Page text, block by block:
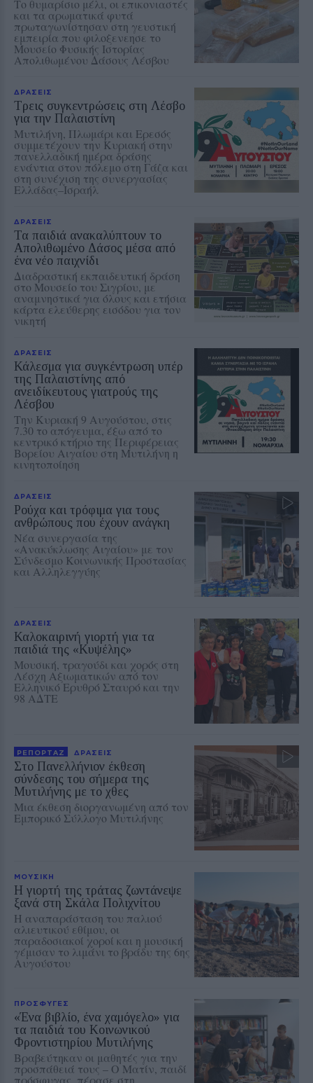
Το θυμαρίσιο μέλι, οι επικονιαστές
και τα αρωματικά φυτά
πρωταγωνίστησαν στη γευστική
εμπειρία που φιλοξενεησε το
Μουσείο Φυσικής Ιστορίας
Απολιθωμένου Δάσους Λέσβου
ΔΡΑΣΕΙΣ
Τρεις συγκεντρώσεις στη Λέσβο
για την Παλαιστίνη
Μυτιλήνη, Πλωμάρι και Ερεσός
συμμετέχουν την Κυριακή στην
πανελλαδική ημέρα δράσης
ενάντια στον πόλεμο στη Γάζα και
στη συνέχιση της συνεργασίας
Ελλάδας–Ισραήλ
ΔΡΑΣΕΙΣ
Τα παιδιά ανακαλύπτουν το
Απολιθωμένο Δάσος μέσα από
ένα νέο παιχνίδι
Διαδραστική εκπαιδευτική δράση
στο Μουσείο του Σιγρίου, με
αναμνηστικά για όλους και ετήσια
κάρτα ελεύθερης εισόδου για τον
νικητή
ΔΡΑΣΕΙΣ
Κάλεσμα για συγκέντρωση υπέρ
της Παλαιστίνης από
ανειδίκευτους γιατρούς της
Λέσβου
Την Κυριακή 9 Αυγούστου, στις
7.30 το απόγευμα, έξω από το
κεντρικό κτήριο της Περιφέρειας
Βορείου Αιγαίου στη Μυτιλήνη η
κινητοποίηση
ΔΡΑΣΕΙΣ
Ρούχα και τρόφιμα για τους
ανθρώπους που έχουν ανάγκη
Νέα συνεργασία της
«Ανακύκλωσης Αιγαίου» με τον
Σύνδεσμο Κοινωνικής Προστασίας
και Αλληλεγγύης
ΔΡΑΣΕΙΣ
Καλοκαιρινή γιορτή για τα
παιδιά της «Κυψέλης»
Μουσική, τραγούδι και χορός στη
Λέσχη Αξιωματικών από τον
Ελληνικό Ερυθρό Σταυρό και την
98 ΑΔΤΕ
ΡΕΠΟΡΤΑΖ ΔΡΑΣΕΙΣ
Στο Πανελλήνιον έκθεση
σύνδεσης του σήμερα της
Μυτιλήνης με το χθες
Μια έκθεση διοργανωμένη από τον
Εμπορικό Σύλλογο Μυτιλήνης
ΜΟΥΣΙΚΗ
Η γιορτή της τράτας ζωντάνεψε
ξανά στη Σκάλα Πολιχνίτου
Η αναπαράσταση του παλιού
αλιευτικού εθίμου, οι
παραδοσιακοί χοροί και η μουσική
γέμισαν το λιμάνι το βράδυ της 6ης
Αυγούστου
ΠΡΟΣΦΥΓΕΣ
«Ένα βιβλίο, ένα χαμόγελο» για
τα παιδιά του Κοινωνικού
Φροντιστηρίου Μυτιλήνης
Βραβεύτηκαν οι μαθητές για την
προσπάθειά τους – Ο Ματίν, παιδί
πρόσφυγας, πέρασε στη